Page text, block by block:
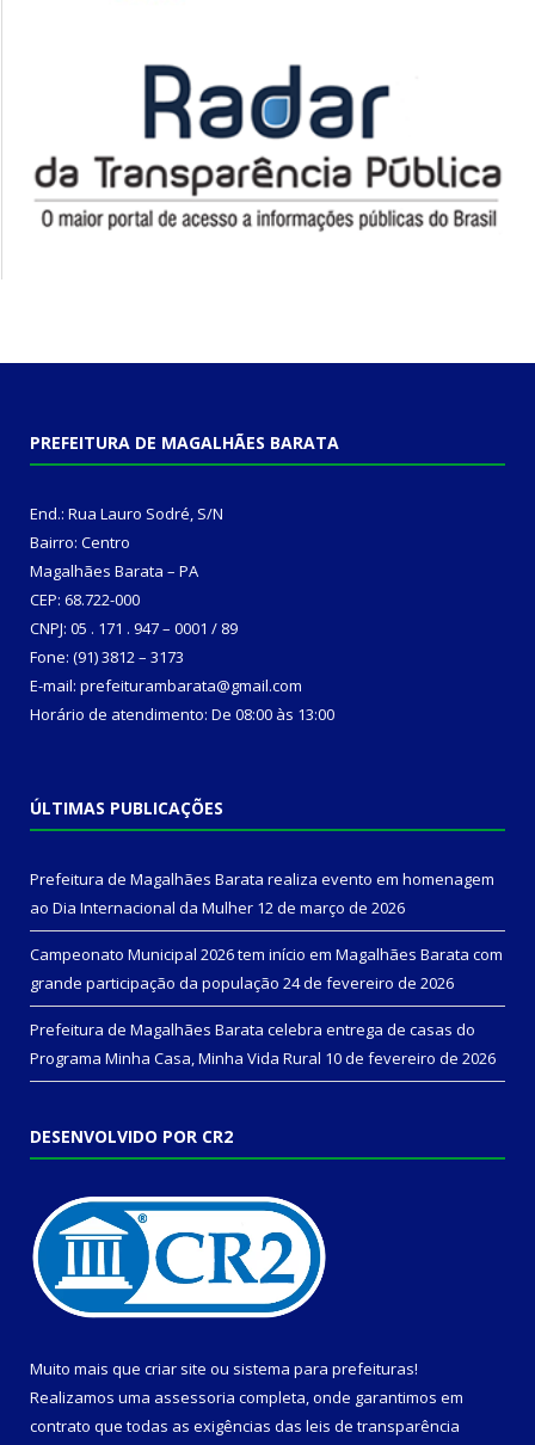
PREFEITURA DE MAGALHÃES BARATA
End.: Rua Lauro Sodré, S/N
Bairro: Centro
Magalhães Barata – PA
CEP: 68.722-000
CNPJ: 05 . 171 . 947 – 0001 / 89
Fone: (91) 3812 – 3173
E-mail: prefeiturambarata@gmail.com
Horário de atendimento: De 08:00 às 13:00
ÚLTIMAS PUBLICAÇÕES
Prefeitura de Magalhães Barata realiza evento em homenagem
ao Dia Internacional da Mulher 12 de março de 2026
Campeonato Municipal 2026 tem início em Magalhães Barata com
grande participação da população 24 de fevereiro de 2026
Prefeitura de Magalhães Barata celebra entrega de casas do
Programa Minha Casa, Minha Vida Rural 10 de fevereiro de 2026
DESENVOLVIDO POR CR2
Muito mais que criar site ou sistema para prefeituras!
Realizamos uma assessoria completa, onde garantimos em
contrato que todas as exigências das leis de transparência